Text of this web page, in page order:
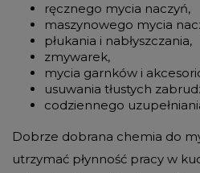
ręcznego mycia naczyń,
maszynowego mycia
płukania i nabłyszczania,
zmywarek,
mycia garnków i
usuwania tłustych
codziennego
Dobrze dobrana chemia do
utrzymać płynność pracy w